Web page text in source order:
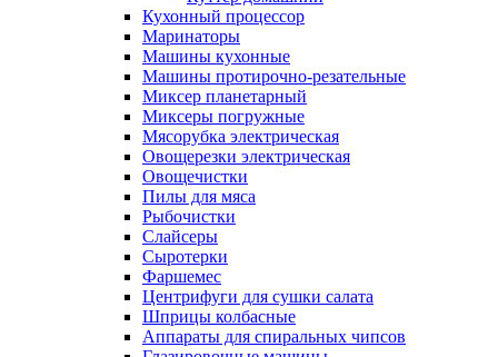
Кухонный процессор
Маринаторы
Машины кухонные
Машины протирочно-резательные
Миксер планетарный
Миксеры погружные
Мясорубка электрическая
Овощерезки электрическая
Овощечистки
Пилы для мяса
Рыбочистки
Слайсеры
Сыротерки
Фаршемес
Центрифуги для сушки салата
Шприцы колбасные
Аппараты для спиральных чипсов